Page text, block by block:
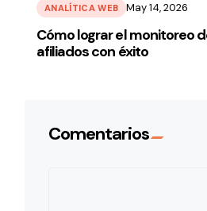
ANALÍTICA WEB May 14, 2026
Cómo lograr el monitoreo
afiliados con éxito
Comentarios